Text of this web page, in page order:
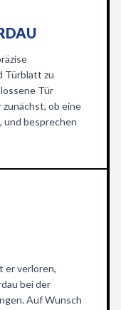
Türblatt zu
Tür
ob eine
und besprechen
er verloren,
bei der
Auf Wunsch